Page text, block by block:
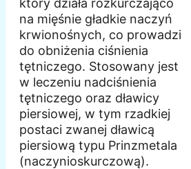
na mięśnie gładkie naczyń
krwionośnych, co prowadzi
do obniżenia ciśnienia
tętniczego. Stosowany jest
w leczeniu nadciśnienia
tętniczego oraz dławicy
piersiowej, w tym rzadkiej
postaci zwanej dławicą
piersiową typu Prinzmetala
(naczynioskurczową).